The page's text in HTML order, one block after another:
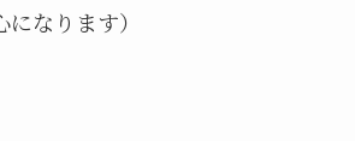
なります）